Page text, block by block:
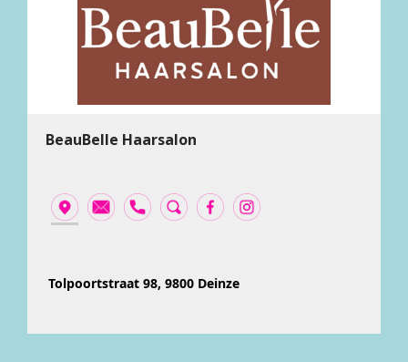
BeauBelle Haarsalon
Tolpoortstraat 98, 9800 Deinze